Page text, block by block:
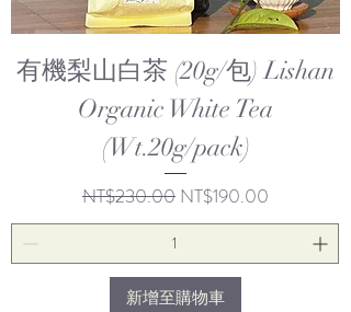
有機梨山白茶 (20g/包) Lishan
Organic White Tea
(Wt.20g/pack)
一般價格
NT$230.00 促銷價格
NT$190.00
新增至購物車